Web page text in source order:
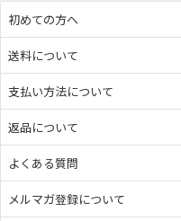
初めての方へ
送料について
支払い方法について
返品について
よくある質問
メルマガ登録について